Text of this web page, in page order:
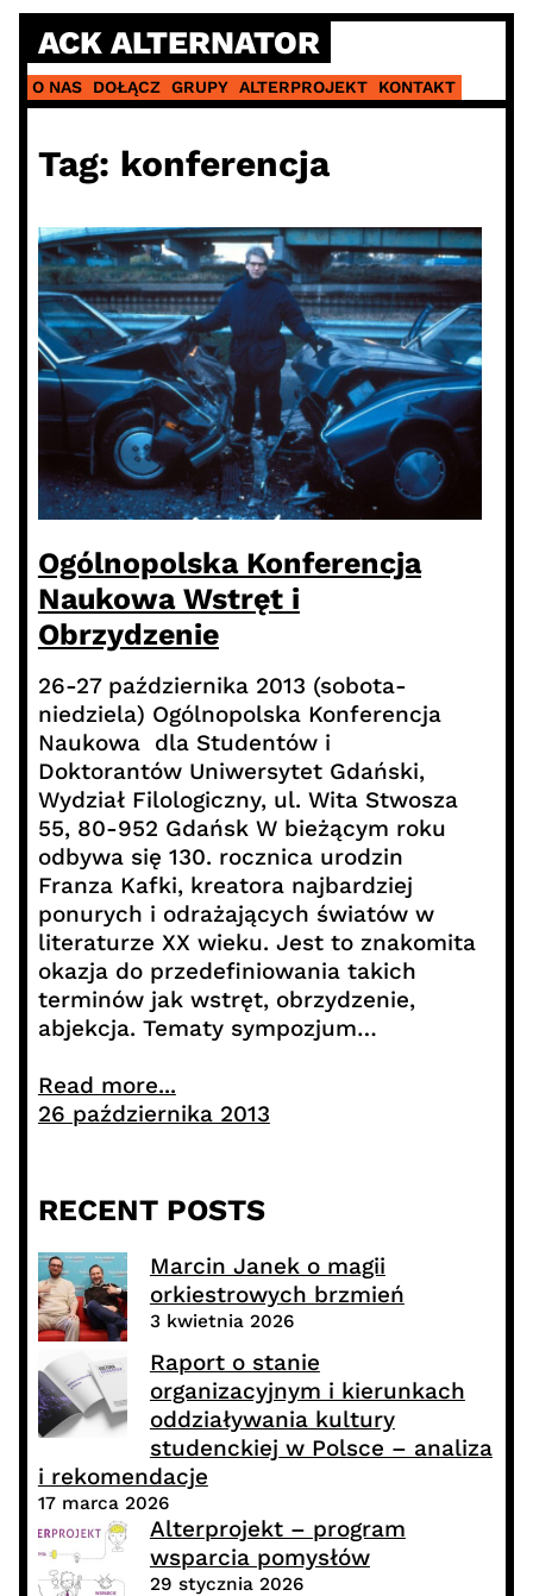
Skip
content
ACK ALTERNATOR
O NAS DOŁĄCZ GRUPY ALTERPROJEKT KONTAKT
Tag: konferencja
Ogólnopolska Konferencja
Naukowa Wstręt i
Obrzydzenie
26-27 października 2013 (sobota-
niedziela) Ogólnopolska Konferencja
Naukowa dla Studentów i
Doktorantów Uniwersytet Gdański,
Wydział Filologiczny, ul. Wita Stwosza
55, 80-952 Gdańsk W bieżącym roku
odbywa się 130. rocznica urodzin
Franza Kafki, kreatora najbardziej
ponurych i odrażających światów w
literaturze XX wieku. Jest to znakomita
okazja do przedefiniowania takich
terminów jak wstręt, obrzydzenie,
abjekcja. Tematy sympozjum…
Read more...
26 października 2013
RECENT POSTS
Marcin Janek o magii
orkiestrowych brzmień
3 kwietnia 2026
Raport o stanie
organizacyjnym i kierunkach
oddziaływania kultury
studenckiej w Polsce – analiza
i rekomendacje
17 marca 2026
Alterprojekt – program
wsparcia pomysłów
29 stycznia 2026